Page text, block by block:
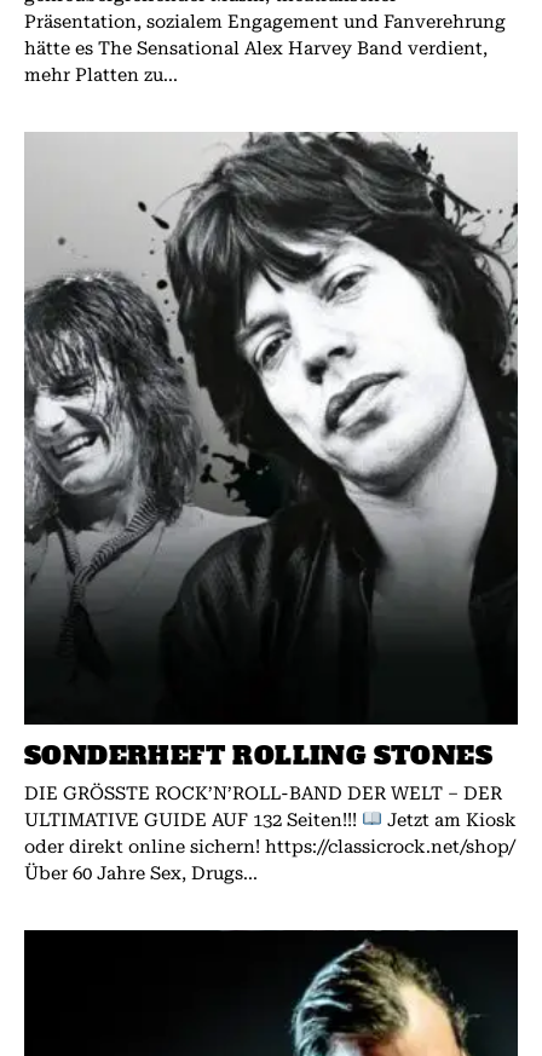
Präsentation, sozialem Engagement und Fanverehrung
hätte es The Sensational Alex Harvey Band verdient,
mehr Platten zu...
SONDERHEFT ROLLING STONES
DIE GRÖSSTE ROCK’N’ROLL-BAND DER WELT – DER
ULTIMATIVE GUIDE AUF 132 Seiten!!!
Jetzt am Kiosk
oder direkt online sichern! https://classicrock.net/shop/
Über 60 Jahre Sex, Drugs...